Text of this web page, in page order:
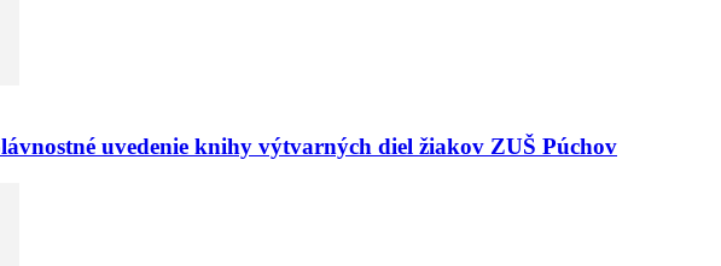
uvedenie knihy výtvarných diel žiakov ZUŠ Púchov